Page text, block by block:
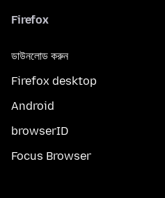
Firefox
ডাউনলোড করুন
Firefox desktop
Android
browserID
Focus Browser